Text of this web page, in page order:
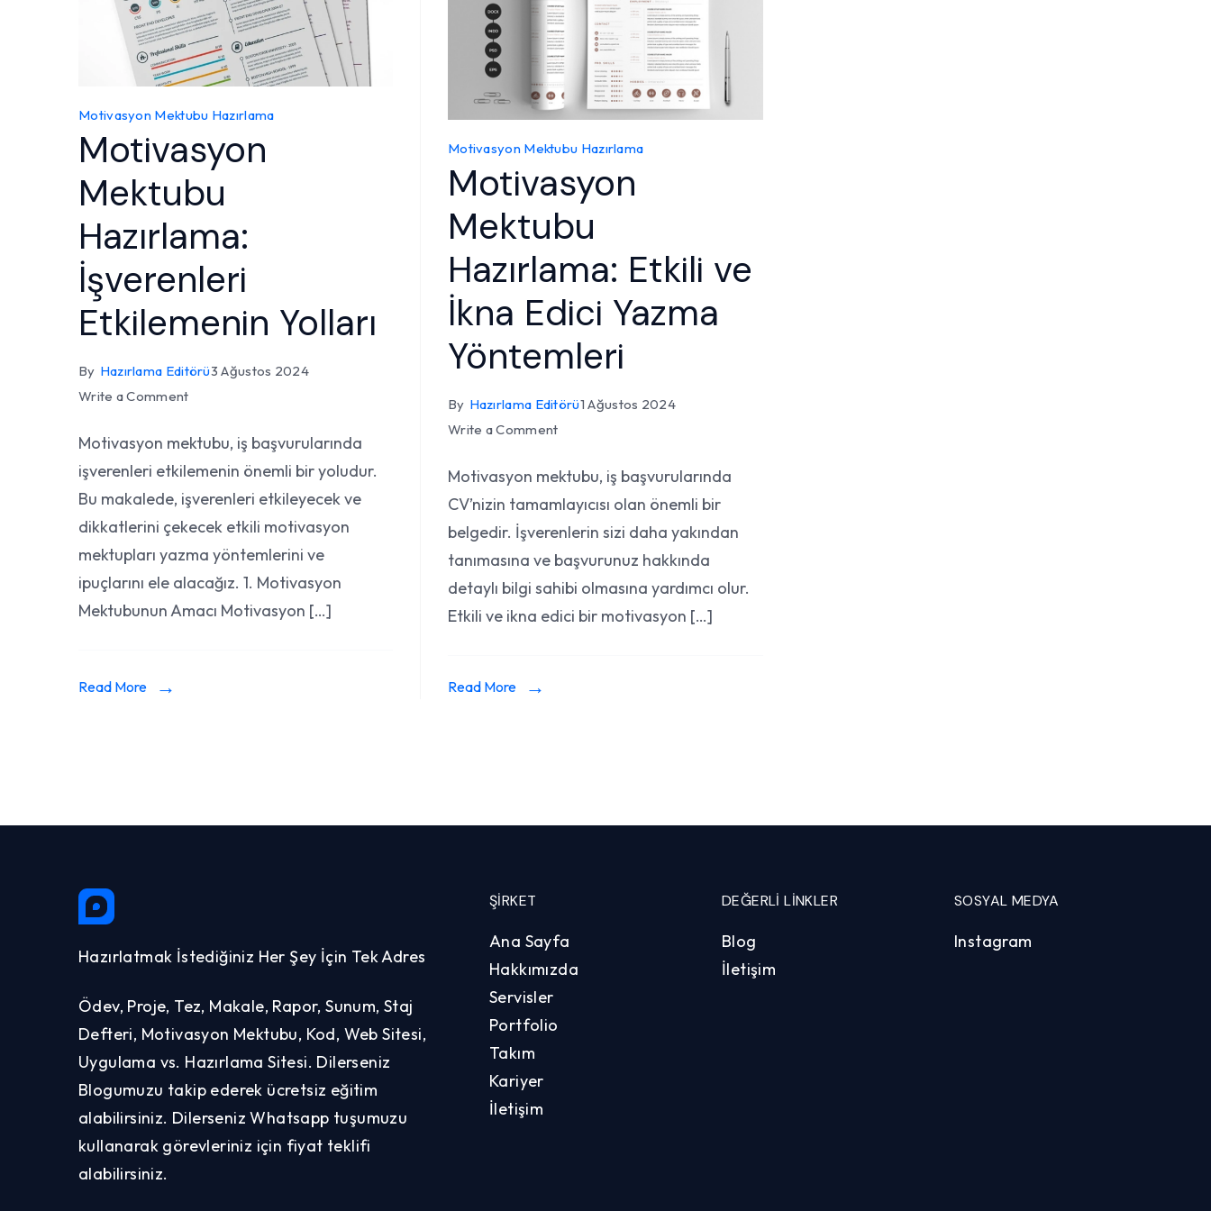
Motivasyon Mektubu Hazırlama
Motivasyon
Mektubu
Hazırlama:
İşverenleri
Etkilemenin Yolları
By Hazırlama Editörü3 Ağustos 2024
Write a Commenton
Mektubu
Hazırlama:
İşverenleri
Etkilemenin
Yolları
Motivasyon mektubu, iş başvurularında
işverenleri etkilemenin önemli bir yoludur.
Bu makalede, işverenleri etkileyecek ve
dikkatlerini çekecek etkili motivasyon
mektupları yazma yöntemlerini ve
ipuçlarını ele alacağız. 1. Motivasyon
Mektubunun Amacı Motivasyon […]
Read More
Motivasyon Mektubu Hazırlama
Motivasyon
Mektubu
Hazırlama: Etkili ve
İkna Edici Yazma
Yöntemleri
By Hazırlama Editörü1 Ağustos 2024
Write a Commenton
Mektubu
Hazırlama:
Etkili
ve
İkna
Motivasyon mektubu, iş başvurularında
CV’nizin tamamlayıcısı olan önemli bir
belgedir. İşverenlerin sizi daha yakından
tanımasına ve başvurunuz hakkında
detaylı bilgi sahibi olmasına yardımcı olur.
Etkili ve ikna edici bir motivasyon […]
Read More
Hazırlatmak İstediğiniz Her Şey İçin Tek Adres
Ödev, Proje, Tez, Makale, Rapor, Sunum, Staj
Defteri, Motivasyon Mektubu, Kod, Web Sitesi,
Uygulama vs. Hazırlama Sitesi. Dilerseniz
Blogumuzu takip ederek ücretsiz eğitim
alabilirsiniz. Dilerseniz Whatsapp tuşumuzu
kullanarak görevleriniz için fiyat teklifi
alabilirsiniz.
ŞIRKET
Ana Sayfa
Hakkımızda
Servisler
Portfolio
Takım
Kariyer
İletişim
DEĞERLI LINKLER
Blog
İletişim
SOSYAL MEDYA
Instagram